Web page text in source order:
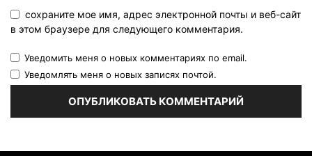
сохраните мое имя, адрес электронной почты и веб-сайт
в этом браузере для следующего комментария.
Уведомить меня о новых комментариях по email.
Уведомлять меня о новых записях почтой.